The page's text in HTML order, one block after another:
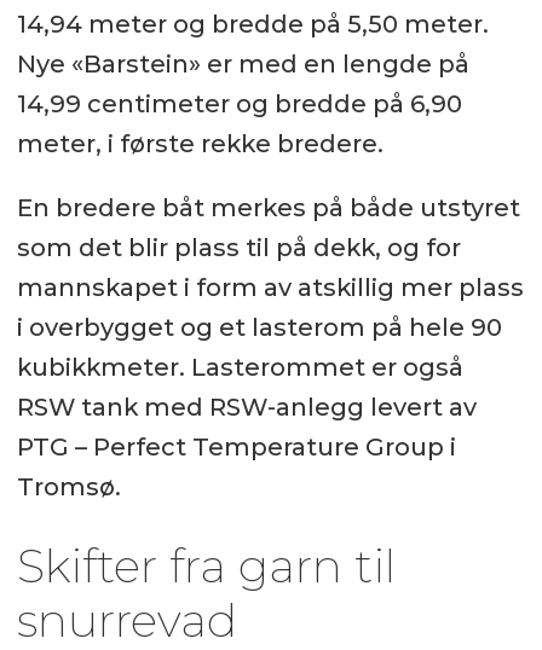
14,94 meter og bredde på 5,50 meter.
Nye «Barstein» er med en lengde på
14,99 centimeter og bredde på 6,90
meter, i første rekke bredere.
En bredere båt merkes på både utstyret
som det blir plass til på dekk, og for
mannskapet i form av atskillig mer plass
i overbygget og et lasterom på hele 90
kubikkmeter. Lasterommet er også
RSW tank med RSW-anlegg levert av
PTG – Perfect Temperature Group i
Tromsø.
Skifter fra garn til
snurrevad